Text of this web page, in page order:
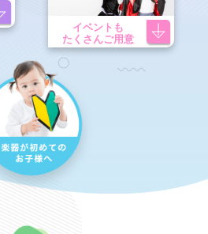
イベントも
たくさんご用意